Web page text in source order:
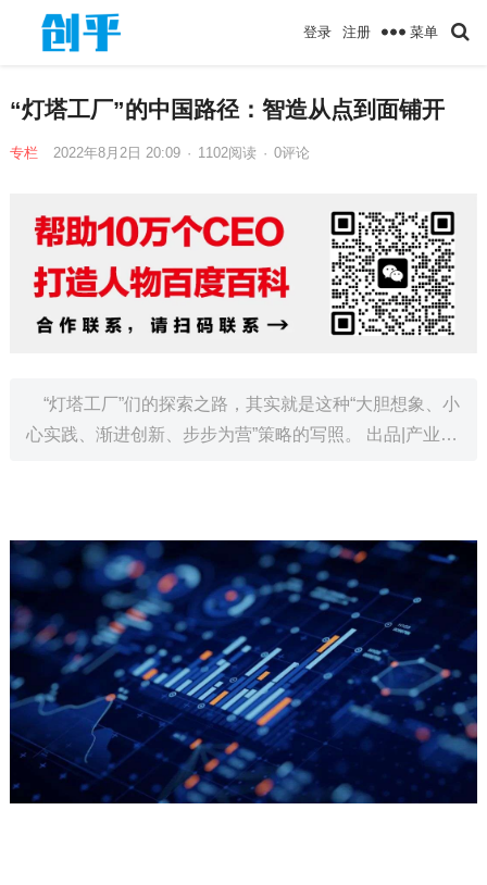
登录 注册 菜单
“灯塔工厂”的中国路径：智造从点到面铺开
专栏 2022年8月2日 20:09 · 1102阅读 · 0评论
“灯塔工厂”们的探索之路，其实就是这种“大胆想象、小
心实践、渐进创新、步步为营”策略的写照。 出品|产业…